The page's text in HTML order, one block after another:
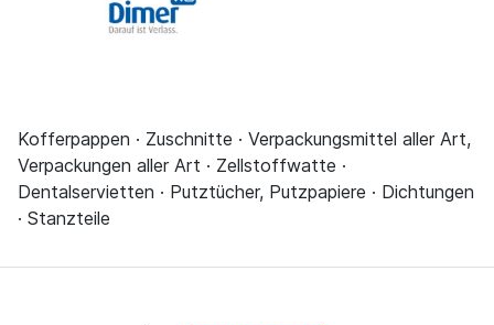
Kofferpappen · Zuschnitte · Verpackungsmittel aller Art,
Verpackungen aller Art · Zellstoffwatte ·
Dentalservietten · Putztücher, Putzpapiere · Dichtungen
· Stanzteile